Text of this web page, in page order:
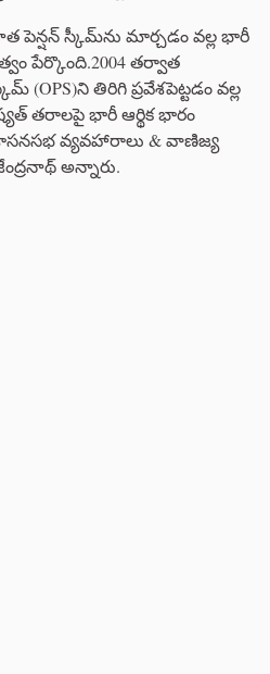
పెన్షన్ స్కీమ్‌ను మార్చడం వల్ల భారీ
పేర్కొంది.2004 తర్వాత
తిరిగి ప్రవేశపెట్టడం వల్ల
తరాలపై భారీ ఆర్థిక భారం
శాసనసభ వ్యవహారాలు & వాణిజ్య
అన్నారు.